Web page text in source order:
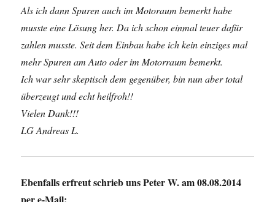
Als ich dann Spuren auch im Motoraum bemerkt habe
musste eine Lösung her. Da ich schon einmal teuer dafür
zahlen musste. Seit dem Einbau habe ich kein einziges mal
mehr Spuren am Auto oder im Motorraum bemerkt.
Ich war sehr skeptisch dem gegenüber, bin nun aber total
überzeugt und echt heilfroh!!
Vielen Dank!!!
LG Andreas L.
Ebenfalls erfreut schrieb uns Peter W. am 08.08.2014